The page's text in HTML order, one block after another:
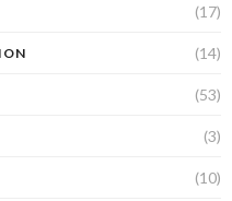
(17)
(14)
(53)
(3)
(10)